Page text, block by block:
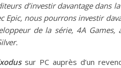
d’investir davantage dans
nous pourrons investir
de la série, 4A
sur PC auprès d’un